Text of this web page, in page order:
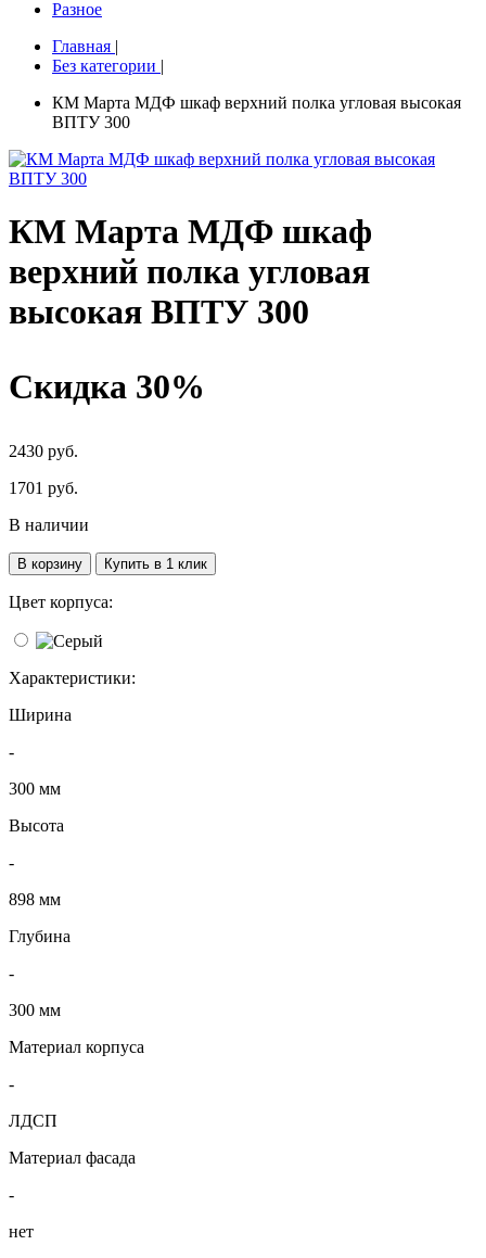
Разное
Главная |
Без категории |
КМ Марта МДФ шкаф верхний полка угловая высокая
ВПТУ 300
КМ Марта МДФ шкаф
верхний полка угловая
высокая ВПТУ 300
Скидка 30%
2430 руб.
1701 руб.
В наличии
В корзину Купить в 1 клик
Цвет корпуса:
Характеристики:
Ширина
-
300 мм
Высота
-
898 мм
Глубина
-
300 мм
Материал корпуса
-
ЛДСП
Материал фасада
-
нет